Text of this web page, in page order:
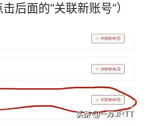
后面的“关联新账号”）